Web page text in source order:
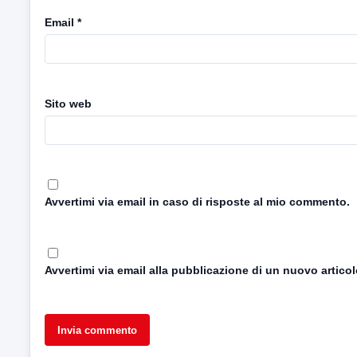
Email *
Sito web
Avvertimi via email in caso di risposte al mio commento.
Avvertimi via email alla pubblicazione di un nuovo